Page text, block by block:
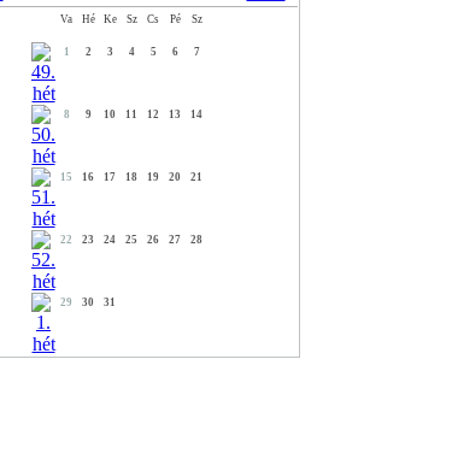
Va Hé Ke Sz Cs Pé Sz
1 2 3 4 5 6 7
8 9 10 11 12 13 14
15 16 17 18 19 20 21
22 23 24 25 26 27 28
29 30 31